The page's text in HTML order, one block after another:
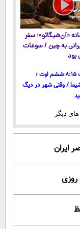
«آن‌شیگائو»؛ سفر
به چین / سوغات
بود
ساعت ۸:۱۵ ششم اوت ؛
/ وقتی شهر در دیگ
دیگر
ایران